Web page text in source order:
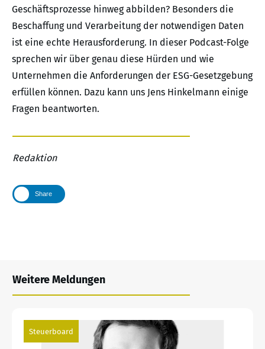
Geschäftsprozesse hinweg abbilden? Besonders die
Beschaffung und Verarbeitung der notwendigen Daten
ist eine echte Herausforderung. In dieser Podcast-Folge
sprechen wir über genau diese Hürden und wie
Unternehmen die Anforderungen der ESG-Gesetzgebung
erfüllen können. Dazu kann uns Jens Hinkelmann einige
Fragen beantworten.
Redaktion
Share
Weitere Meldungen
Steuerboard